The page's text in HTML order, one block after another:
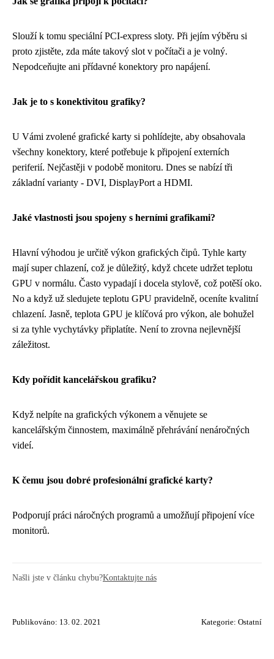
Slouží k tomu speciální PCI-express sloty. Při jejím výběru si
proto zjistěte, zda máte takový slot v počítači a je volný.
Nepodceňujte ani přídavné konektory pro napájení.
Jak je to s konektivitou grafiky?
U Vámi zvolené grafické karty si pohlídejte, aby obsahovala
všechny konektory, které potřebuje k připojení externích
periferií. Nejčastěji v podobě monitoru. Dnes se nabízí tři
základní varianty - DVI, DisplayPort a HDMI.
Jaké vlastnosti jsou spojeny s herními grafikami?
Hlavní výhodou je určitě výkon grafických čipů. Tyhle karty
mají super chlazení, což je důležitý, když chcete udržet teplotu
GPU v normálu. Často vypadají i docela stylově, což potěší oko.
No a když už sledujete teplotu GPU pravidelně, oceníte kvalitní
chlazení. Jasně, teplota GPU je klíčová pro výkon, ale bohužel
si za tyhle vychytávky připlatíte. Není to zrovna nejlevnější
záležitost.
Kdy pořídit kancelářskou grafiku?
Když nelpíte na grafických výkonem a věnujete se
kancelářským činnostem, maximálně přehrávání nenáročných
videí.
K čemu jsou dobré profesionální grafické karty?
Podporují práci náročných programů a umožňují připojení více
monitorů.
Našli jste v článku chybu?Kontaktujte nás
Publikováno: 13. 02. 2021 Kategorie: Ostatní